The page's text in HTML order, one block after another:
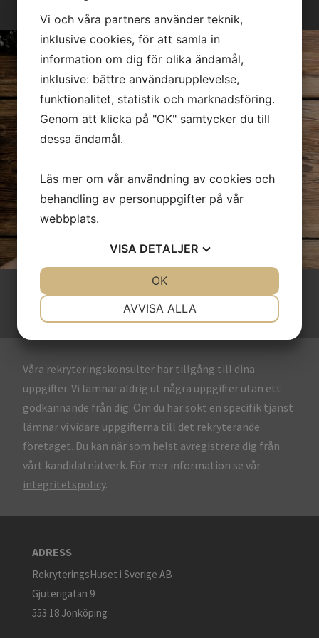
VÄLKOMMEN ATT GÖRA EN INTRESSEANMÄLAN
Våra rekryteringskonsulter har tillgång till dina
uppgifter. Vi lämnar aldrig ut några uppgifter utan ett
godkännande från dig. Om du har sökt en specifik tjänst
lämnar vi vidare uppgifterna till det rekryterande
företaget. Du kan när som helst avregistrera dig från
vårt kandidatnätverk. För mer information se vår
integritetspolicy.
ADRESS
RekryteringsHuset i Sverige AB
Gjuterigatan 9
553 18 Jönköping
Vi och våra partners använder teknik,
inklusive cookies, för att samla in
information om dig för olika ändamål,
inklusive: bättre användarupplevelse,
funktionalitet, statistik och marknadsföring.
Genom att klicka på "OK" samtycker du till
dessa ändamål.
Läs mer om vår användning av cookies och
behandling av personuppgifter på vår
webbplats.
VISA DETALJER
AVVISA ALLA
OK